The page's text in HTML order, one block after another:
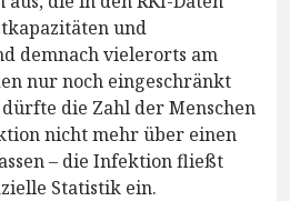
und
demnach vielerorts am
nur noch eingeschränkt
die Zahl der Menschen
nicht mehr über einen
– die Infektion fließt
Statistik ein.